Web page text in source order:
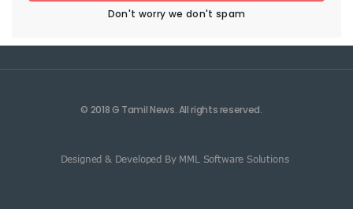
Don't worry we don't spam
© 2018 G Tamil News. All rights reserved.
Designed & Developed By MML Software Solutions